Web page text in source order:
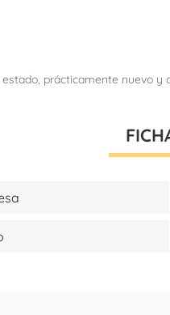
prácticamente nuevo